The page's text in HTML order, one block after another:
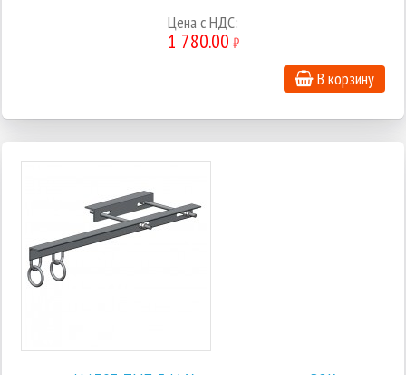
Цена с НДС:
1 780.00 ₽
В корзину